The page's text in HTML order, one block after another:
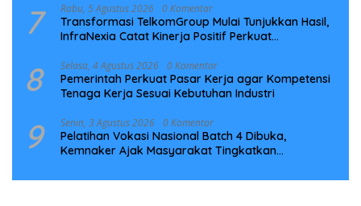
7 Rabu, 5 Agustus 2026 0 Komentar
Transformasi TelkomGroup Mulai Tunjukkan Hasil,
InfraNexia Catat Kinerja Positif Perkuat
8 Selasa, 4 Agustus 2026 0 Komentar
Pemerintah Perkuat Pasar Kerja agar Kompetensi
Tenaga Kerja Sesuai Kebutuhan Industri
9 Senin, 3 Agustus 2026 0 Komentar
Pelatihan Vokasi Nasional Batch 4 Dibuka,
Kemnaker Ajak Masyarakat Tingkatkan